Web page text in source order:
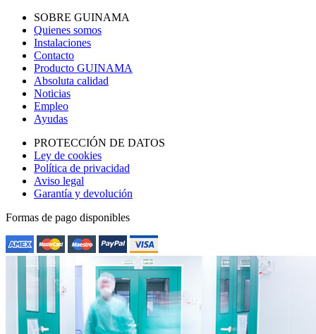
SOBRE GUINAMA
Quienes somos
Instalaciones
Contacto
Producto GUINAMA
Absoluta calidad
Noticias
Empleo
Ayudas
PROTECCIÓN DE DATOS
Ley de cookies
Política de privacidad
Aviso legal
Garantía y devolución
Formas de pago disponibles